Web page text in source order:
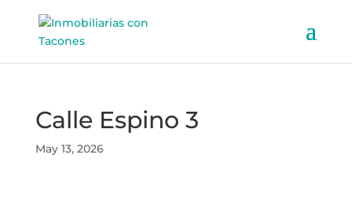
Calle Espino 3
May 13, 2026